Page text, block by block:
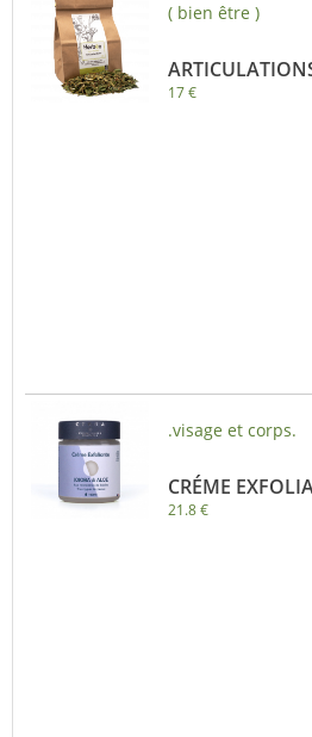
( bien être )
17 €
.visage et corps.
CRÉME
21.8 €